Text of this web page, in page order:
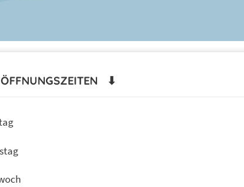
ÖFFNUNGSZEITEN ⬇